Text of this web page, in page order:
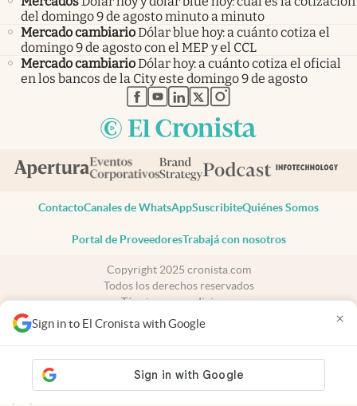
Sign in to El Cronista with Google ×
del domingo 9 de agosto minuto a minuto
Mercado cambiarioDólar blue hoy: a cuánto cotiza el
domingo 9 de agosto con el MEP y el CCL
Mercado cambiarioDólar hoy: a cuánto cotiza el oficial
en los bancos de la City este domingo 9 de agosto
abre en nueva pestaña
abre en nueva pestaña
abre en nueva pestaña
abre en nueva pestaña
abre en nueva pestaña
ContactoCanales de WhatsAppSuscribiteQuiénes Somos
Portal de ProveedoresTrabajá con nosotros
Copyright 2025 cronista.com
Todos los derechos reservados
Términos y condiciones
Privacidad
Consentimiento
cronista.com
es propiedad de El Cronista Comercial S.A Registro de